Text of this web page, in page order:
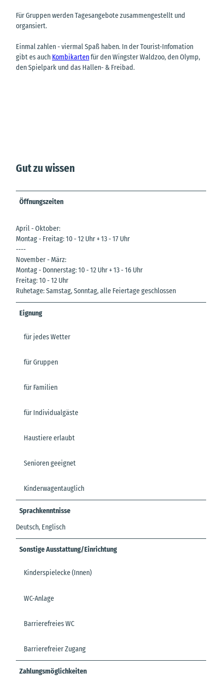
Für Gruppen werden Tagesangebote zusammengestellt und
organsiert.
Einmal zahlen - viermal Spaß haben. In der Tourist-Infomation
gibt es auch Kombikartenfür den Wingster Waldzoo, den Olymp,
den Spielpark und das Hallen- & Freibad.
Gut zu wissen
Öffnungszeiten
April - Oktober:
Montag - Freitag: 10 - 12 Uhr + 13 - 17 Uhr
----
November - März:
Montag - Donnerstag: 10 - 12 Uhr + 13 - 16 Uhr
Freitag: 10 - 12 Uhr
Ruhetage: Samstag, Sonntag, alle Feiertage geschlossen
Eignung
für jedes Wetter
für Gruppen
für Familien
für Individualgäste
Haustiere erlaubt
Senioren geeignet
Kinderwagentauglich
Sprachkenntnisse
Deutsch, Englisch
Sonstige Ausstattung/Einrichtung
Kinderspielecke (Innen)
WC-Anlage
Barrierefreies WC
Barrierefreier Zugang
Zahlungsmöglichkeiten